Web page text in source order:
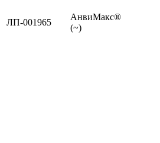
ЛП-001965
АнвиМакс®
(~)